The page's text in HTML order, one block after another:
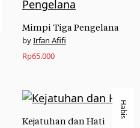
Mimpi Tiga Pengelana
Irfan Afifi
Rp65.000
Habis
Kejatuhan dan Hati